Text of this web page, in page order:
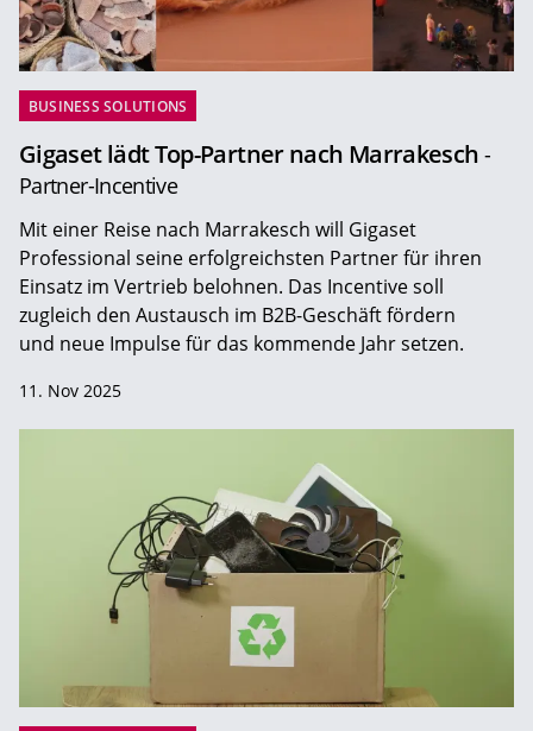
BUSINESS SOLUTIONS
Gigaset lädt Top-Partner nach Marrakesch -
Partner-Incentive
Mit einer Reise nach Marrakesch will Gigaset
Professional seine erfolgreichsten Partner für ihren
Einsatz im Vertrieb belohnen. Das Incentive soll
zugleich den Austausch im B2B-Geschäft fördern
und neue Impulse für das kommende Jahr setzen.
11. Nov 2025